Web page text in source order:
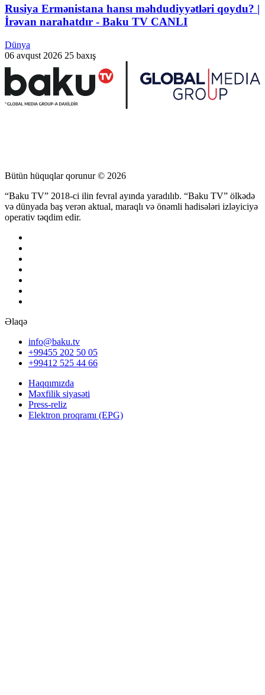
Rusiya Ermənistana hansı məhdudiyyətləri qoydu? |
İrəvan narahatdır - Baku TV CANLI
Dünya
06 avqust 2026 25 baxış
Bütün hüquqlar qorunur © 2026
“Baku TV” 2018-ci ilin fevral ayında yaradılıb. “Baku TV” ölkədə
və dünyada baş verən aktual, maraqlı və önəmli hadisələri izləyiciyə
operativ təqdim edir.
Əlaqə
info@baku.tv
+99455 202 50 05
+99412 525 44 66
Haqqımızda
Məxfilik siyasəti
Press-reliz
Elektron proqramı (EPG)